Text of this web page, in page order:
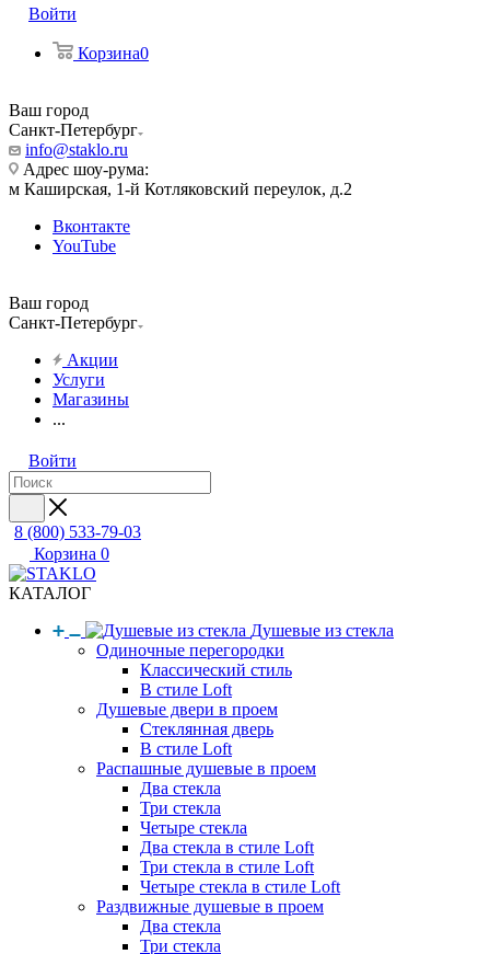
Войти
Корзина0
Ваш город
Санкт-Петербург
info@staklo.ru
Адрес шоу-рума:
м Каширская, 1-й Котляковский переулок, д.2
Вконтакте
YouTube
Ваш город
Санкт-Петербург
Акции
Услуги
Магазины
...
Войти
8 (800) 533-79-03
Корзина 0
КАТАЛОГ
Душевые из стекла
Одиночные перегородки
Классический стиль
В стиле Loft
Душевые двери в проем
Стеклянная дверь
В стиле Loft
Распашные душевые в проем
Два стекла
Три стекла
Четыре стекла
Два стекла в стиле Loft
Три стекла в стиле Loft
Четыре стекла в стиле Loft
Раздвижные душевые в проем
Два стекла
Три стекла